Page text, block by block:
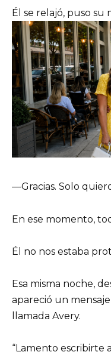
Él se relajó, puso su
—Gracias. Solo
En ese momento,
Él no nos estaba
Esa misma noche,
apareció un
llamada Avery.
“Lamento escribirte